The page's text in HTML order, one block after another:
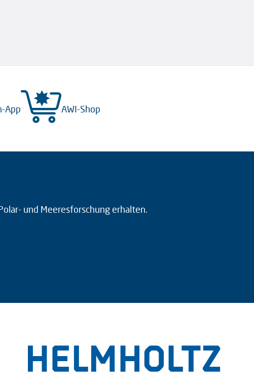
App AWI-Shop
und Meeresforschung erhalten.